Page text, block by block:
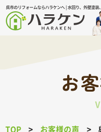
呉市のリフォームならハラケンへ | 水回り、外壁塗装
お
TOP お客様の声